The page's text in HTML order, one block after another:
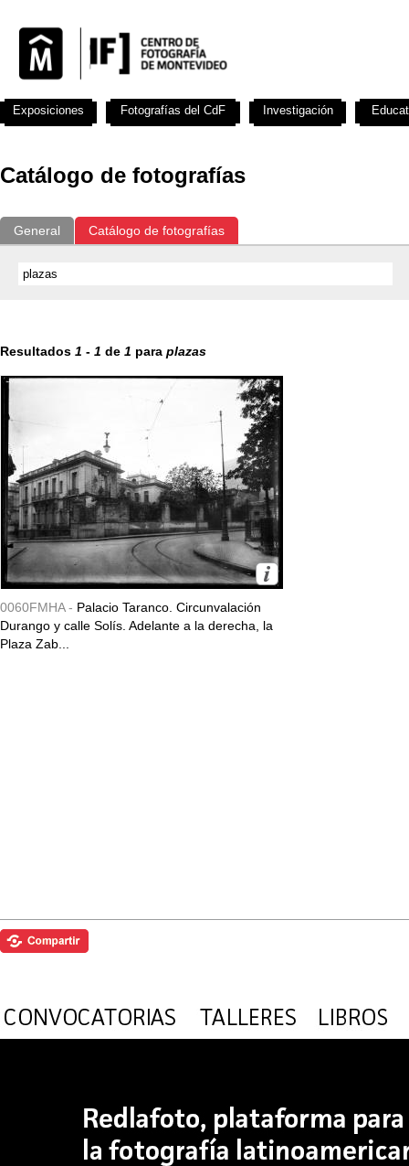
Catálogo de fotografías
General Catálogo de fotografías
Resultados 1 - 1 de 1 para plazas
0060FMHA - Palacio Taranco. Circunvalación
Durango y calle Solís. Adelante a la derecha, la
Plaza Zab...
Exposiciones Fotografías del CdF Investigación